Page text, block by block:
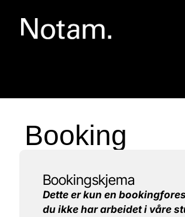
Booking
Bookingskjema
Dette er kun en
du ikke har arbeidet i våre